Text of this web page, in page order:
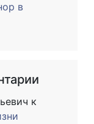
в
к